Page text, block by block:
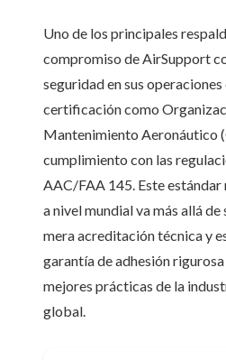
Uno de los principales
compromiso de AirSupport
seguridad en sus operaciones
certificación como
Mantenimiento Aeronáutico
cumplimiento con las
AAC/FAA 145. Este
a nivel mundial va más allá de
mera acreditación técnica y
garantía de adhesión rigurosa
mejores prácticas de la
global.